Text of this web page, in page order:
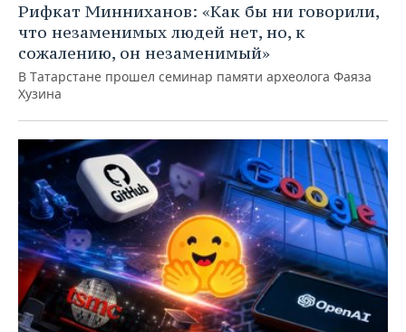
Рифкат Минниханов: «Как бы ни говорили,
что незаменимых людей нет, но, к
сожалению, он незаменимый»
В Татарстане прошел семинар памяти археолога Фаяза
Хузина